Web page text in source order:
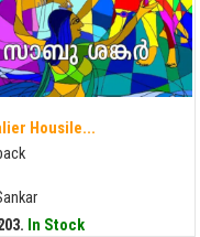
Housile...
In Stock